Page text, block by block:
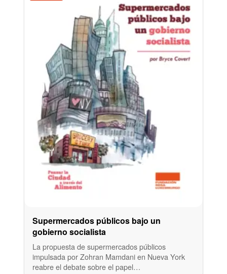
Supermercados públicos bajo un
gobierno socialista
La propuesta de supermercados públicos
impulsada por Zohran Mamdani en Nueva York
reabre el debate sobre el papel…